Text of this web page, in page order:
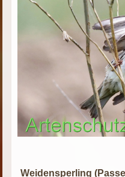
Weidensperling